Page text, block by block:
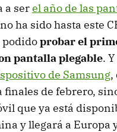
a serel año de las
ha sido hasta este
podidoprobar el
pantalla plegable.
de Samsung,
finales de febrero,
que ya está
y llegará a Europa